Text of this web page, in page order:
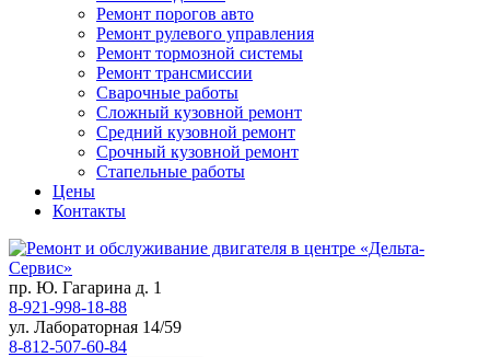
Ремонт порогов авто
Ремонт рулевого управления
Ремонт тормозной системы
Ремонт трансмиссии
Сварочные работы
Сложный кузовной ремонт
Средний кузовной ремонт
Срочный кузовной ремонт
Стапельные работы
Цены
Контакты
пр. Ю. Гагарина д. 1
8-921-998-18-88
ул. Лабораторная 14/59
8-812-507-60-84